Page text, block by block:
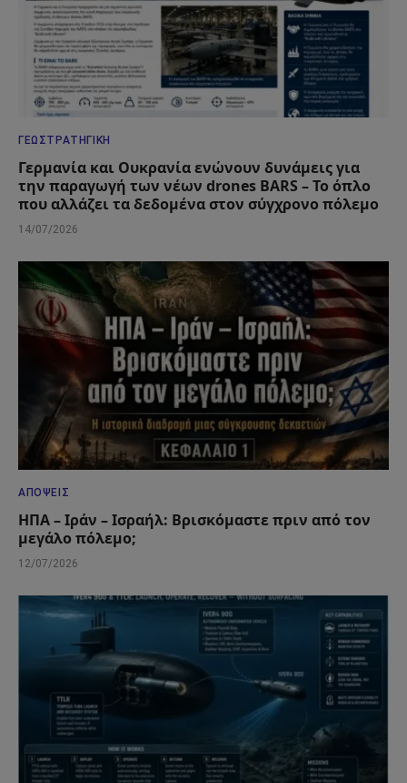
ΓΕΩΣΤΡΑΤΗΓΙΚΉ
Γερμανία και Ουκρανία ενώνουν δυνάμεις για
την παραγωγή των νέων drones BARS – Το όπλο
που αλλάζει τα δεδομένα στον σύγχρονο πόλεμο
14/07/2026
ΑΠΌΨΕΙΣ
ΗΠΑ – Ιράν – Ισραήλ: Βρισκόμαστε πριν από τον
μεγάλο πόλεμο;
12/07/2026